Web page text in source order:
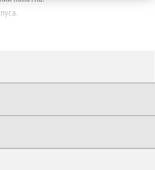
легкий расчет на